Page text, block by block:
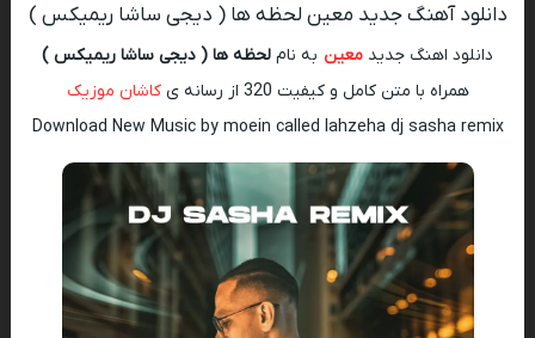
دانلود آهنگ جدید معین لحظه ها ( دیجی ساشا ریمیکس )
دانلود اهنگ جدید معین به نام لحظه ها ( دیجی ساشا ریمیکس )
همراه با متن کامل و کیفیت 320 از رسانه ی
کاشان موزیک
Download New Music by moein called lahzeha dj sasha remix